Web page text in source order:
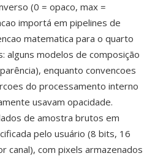
(0 = opaco, max =
importá em pipelines de
matematica para o quarto
alguns modelos de composição
enquanto convencoes
do processamento interno
usavam opacidade.
de amostra brutos em
pelo usuário (8 bits, 16
canal), com pixels armazenados